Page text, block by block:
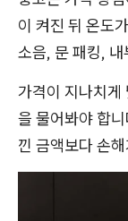
이 켜진 뒤 온도
소음, 문 패킹,
가격이 지나치게
을 물어봐야 합
낀 금액보다 손